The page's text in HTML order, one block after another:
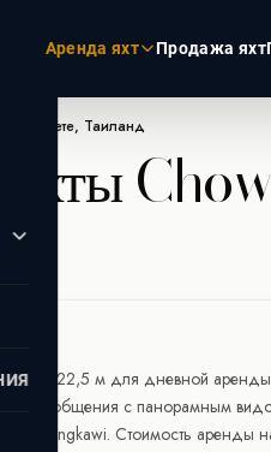
Аренда яхт
Пхукет
Продажа яхт
Пхукете, Таиланд
22,5 м для дневной
и общения с панорамным
и Langkawi. Стоимость аренды